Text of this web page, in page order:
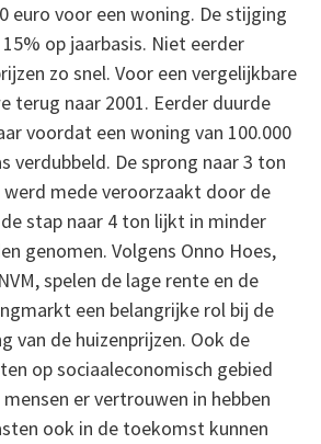
euro voor een woning. De stijging
op jaarbasis. Niet eerder
zo snel. Voor een vergelijkbare
terug naar 2001. Eerder duurde
voordat een woning van 100.000
verdubbeld. De sprong naar 3 ton
werd mede veroorzaakt door de
stap naar 4 ton lijkt in minder
genomen. Volgens Onno Hoes,
spelen de lage rente en de
een belangrijke rol bij de
van de huizenprijzen. Ook de
op sociaaleconomisch gebied
er vertrouwen in hebben
ook in de toekomst kunnen